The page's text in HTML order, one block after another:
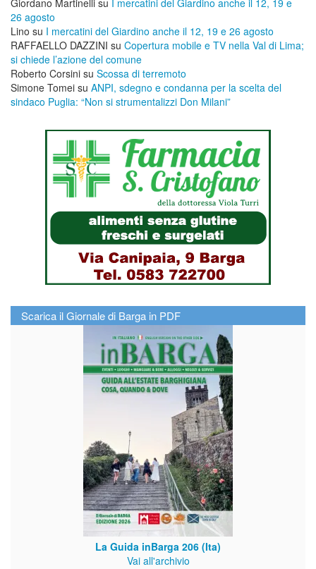
Giordano Martinelli su I mercatini del Giardino anche il 12, 19 e
26 agosto
Lino su I mercatini del Giardino anche il 12, 19 e 26 agosto
RAFFAELLO DAZZINI su ​Copertura mobile e TV nella Val di Lima;
si chiede l’azione del comune
Roberto Corsini su Scossa di terremoto
Simone Tomei su ANPI, sdegno e condanna per la scelta del
sindaco Puglia: “Non si strumentalizzi Don Milani”
Scarica il Giornale di Barga in PDF
La Guida inBarga 206 (Ita)
Vai all'archivio